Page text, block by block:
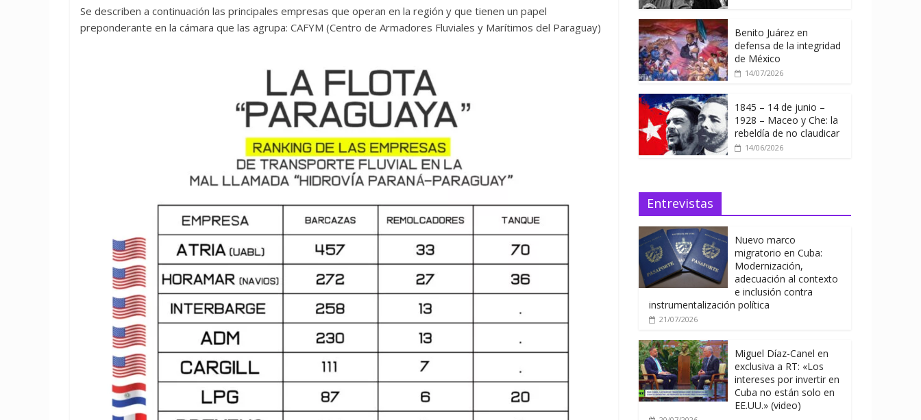
Se describen a continuación las principales empresas que operan en la región y que tienen un papel
preponderante en la cámara que las agrupa: CAFYM (Centro de Armadores Fluviales y Marítimos del Paraguay)
Benito Juárez en
defensa de la integridad
de México
14/07/2026
1845 – 14 de junio –
1928 – Maceo y Che: la
rebeldía de no claudicar
14/06/2026
Entrevistas
Nuevo marco
migratorio en Cuba:
Modernización,
adecuación al contexto
e inclusión contra
instrumentalización política
21/07/2026
Miguel Díaz-Canel en
exclusiva a RT: «Los
intereses por invertir en
Cuba no están solo en
EE.UU.» (video)